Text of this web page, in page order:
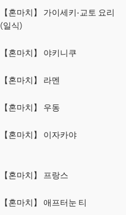
【혼마치】 가이세키·교토 요리
(일식)
【혼마치】 야키니쿠
【혼마치】 라멘
【혼마치】 우동
【혼마치】 이자카야
【혼마치】 프랑스
【혼마치】 애프터눈 티